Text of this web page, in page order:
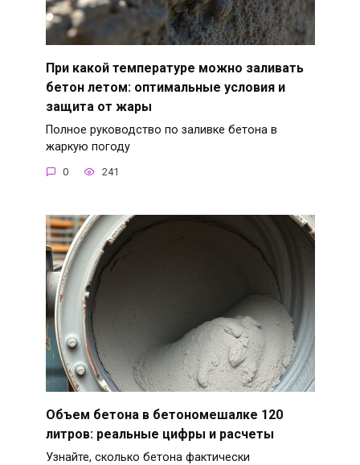
При какой температуре можно заливать
бетон летом: оптимальные условия и
защита от жары
Полное руководство по заливке бетона в
жаркую погоду
0 241
Объем бетона в бетономешалке 120
литров: реальные цифры и расчеты
Узнайте, сколько бетона фактически